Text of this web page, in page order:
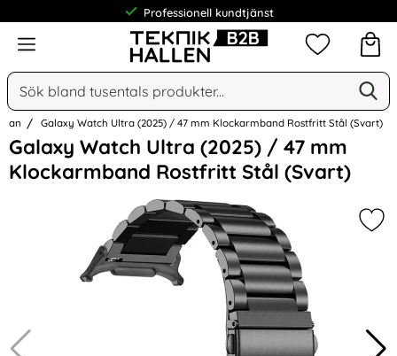
Professionell kundtjänst
Meny
Sök
Sök på Narse Group AB
Mina
Galaxy Watch Ultra (2025) / 47 mm Klockarmband Rostfritt Stål (Svart)
Galaxy Watch Ultra (2025) / 47 mm
Klockarmband Rostfritt Stål (Svart)
Hoppa
över
Bilder